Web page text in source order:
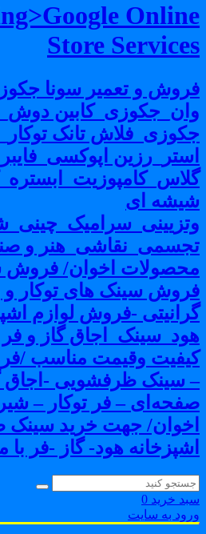
Store
و تعمیر سونا
تانک
اپوکسی_فایبر
ای
و
اخوان/ فروش
سینک های توکار و
-فروش لوازم
گاز و فر
وقیمت مناسب /
سینک ظرفشویی -اجاق
– فر توکار –
جهت خرید سینک
هود- گاز -فر با
خرید 0
به سایت